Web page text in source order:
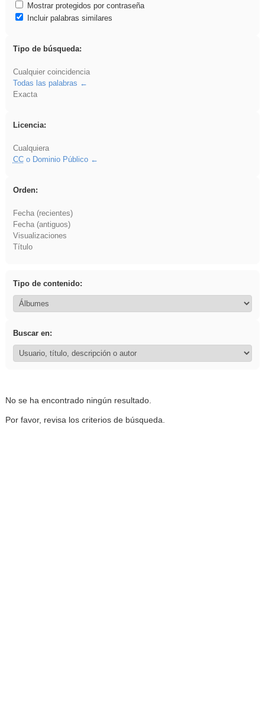
Mostrar protegidos por contraseña
Incluir palabras similares
Tipo de búsqueda:
Cualquier coincidencia
Todas las palabras
Exacta
Licencia:
Cualquiera
CCo Dominio Público
Orden:
Fecha (recientes)
Fecha (antiguos)
Visualizaciones
Título
Tipo de contenido:
Buscar en:
No se ha encontrado ningún resultado.
Por favor, revisa los criterios de búsqueda.